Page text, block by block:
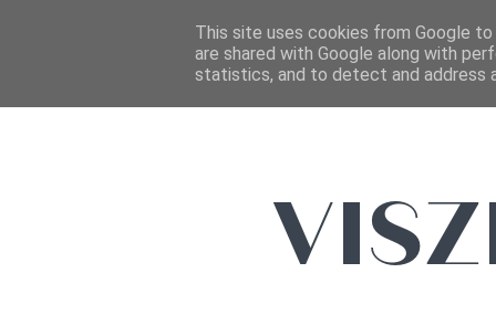
This site uses cookies from Google
are shared with Google along with
statistics, and to detect and address